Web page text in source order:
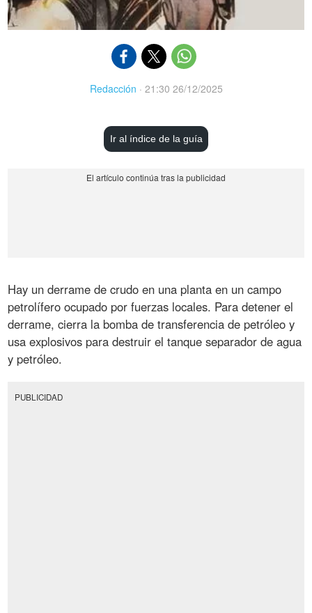
Redacción · 21:30 26/12/2025
Ir al índice de la guía
Hay un derrame de crudo en una planta en un campo
petrolífero ocupado por fuerzas locales. Para detener el
derrame, cierra la bomba de transferencia de petróleo y
usa explosivos para destruir el tanque separador de agua
y petróleo.
PUBLICIDAD